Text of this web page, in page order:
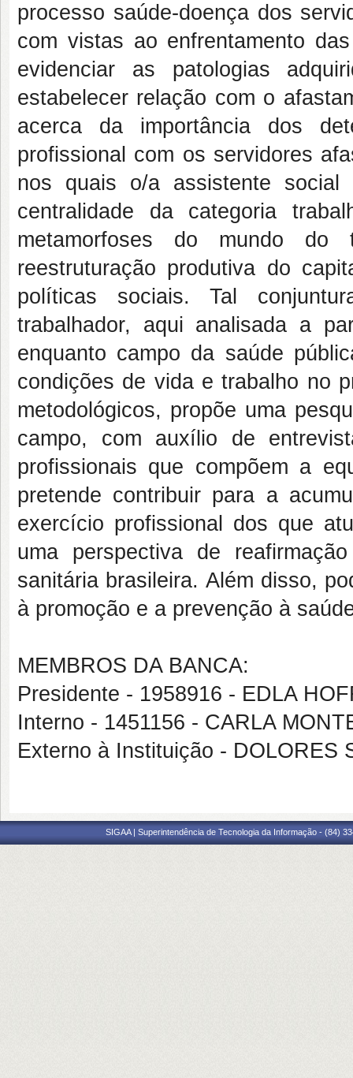
processo saúde-doença dos
com vistas ao enfrentamento
evidenciar as patologias
estabelecer relação com o
acerca da importância dos
profissional com os servidores
nos quais o/a assistente
centralidade da categoria
metamorfoses do mundo
reestruturação produtiva do
políticas sociais. Tal
trabalhador, aqui analisada a
enquanto campo da saúde
condições de vida e trabalho no
metodológicos, propõe uma
campo, com auxílio de
profissionais que compõem a
pretende contribuir para a
exercício profissional dos que
uma perspectiva de
sanitária brasileira. Além disso,
à promoção e a prevenção à
MEMBROS DA BANCA:
Presidente - 1958916 - EDLA
Interno - 1451156 - CARLA
Externo à Instituição - DOLORES
SIGAA | Superintendência de Tecnologia da Informação - (84)